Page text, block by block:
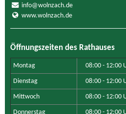
info@wolnzach.de
www.wolnzach.de
Öffnungszeiten des Rathauses
Montag 08:00 - 12:00
Dienstag 08:00 - 12:00
Mittwoch 08:00 - 12:00
Donnerstag 08:00 - 12:00